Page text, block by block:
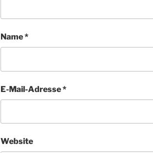
Name*
E-Mail-Adresse*
Website